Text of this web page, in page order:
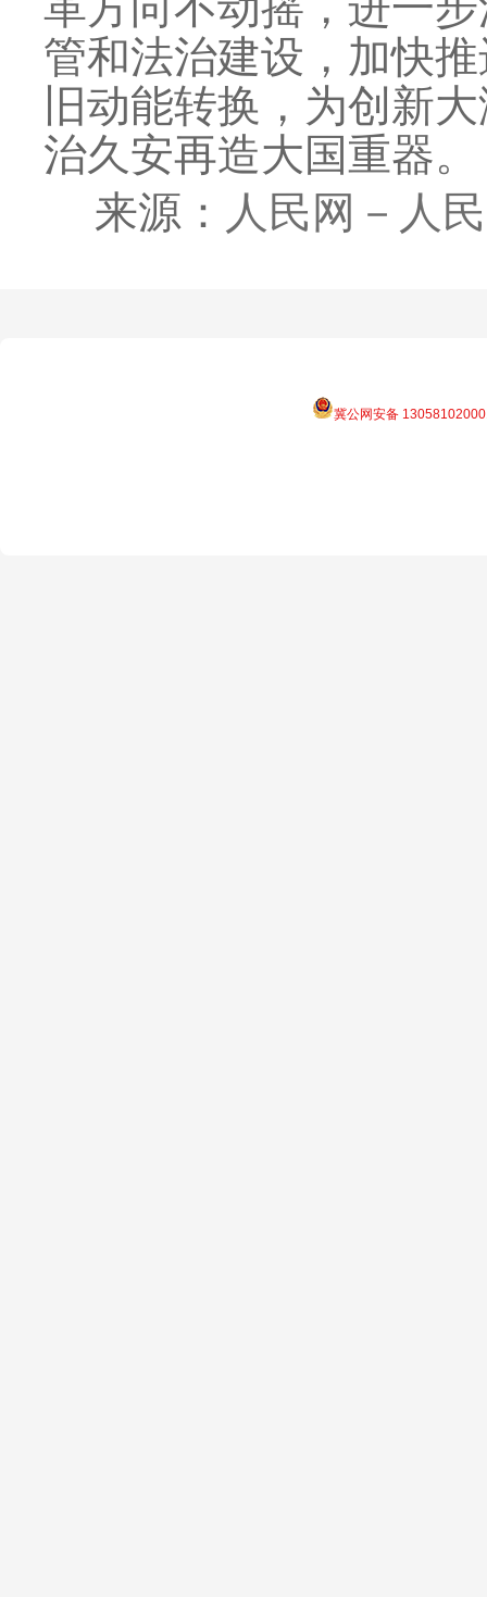
管和法治建设，加快
旧动能转换，为创新
治久安再造大国重器。
来源： 人民网－人
冀公网安备